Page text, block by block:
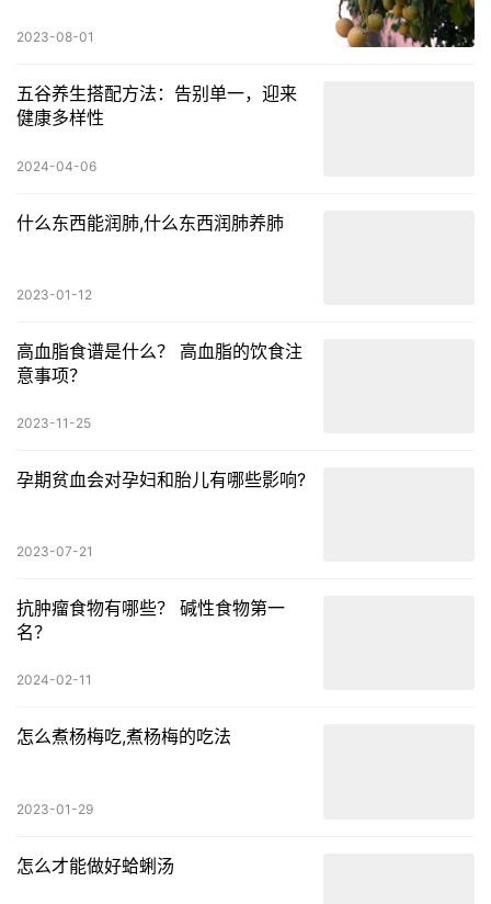
2023-08-01
五谷养生搭配方法：告别单一，迎来
健康多样性
2024-04-06
什么东西能润肺,什么东西润肺养肺
2023-01-12
高血脂食谱是什么？ 高血脂的饮食注
意事项？
2023-11-25
孕期贫血会对孕妇和胎儿有哪些影响?
2023-07-21
抗肿瘤食物有哪些？ 碱性食物第一
名？
2024-02-11
怎么煮杨梅吃,煮杨梅的吃法
2023-01-29
怎么才能做好蛤蜊汤